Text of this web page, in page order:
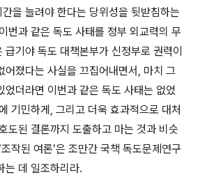
을 늘려야 한다는 당위성을 뒷받침하는
번과 같은 독도 사태를 정부 외교력의 무
기야 독도 대책본부가 신정부로 권력이
어졌다는 사실을 끄집어내면서, 마치 그
었더라면 이번과 같은 독도 사태는 없었
기민하게, 그리고 더욱 효과적으로 대처
도된 결론까지 도출하고 마는 것과 비슷
작된 여론’은 조만간 국책 독도문제연구
는 데 일조하리라.